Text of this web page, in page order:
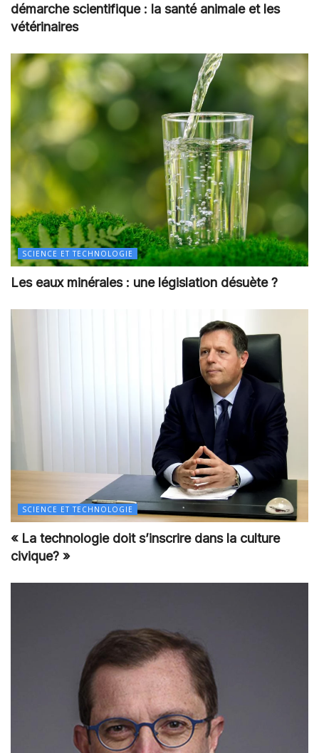
démarche scientifique : la santé animale et les
vétérinaires
SCIENCE ET TECHNOLOGIE
Les eaux minérales : une législation désuète ?
SCIENCE ET TECHNOLOGIE
« La technologie doit s’inscrire dans la culture
civique? »